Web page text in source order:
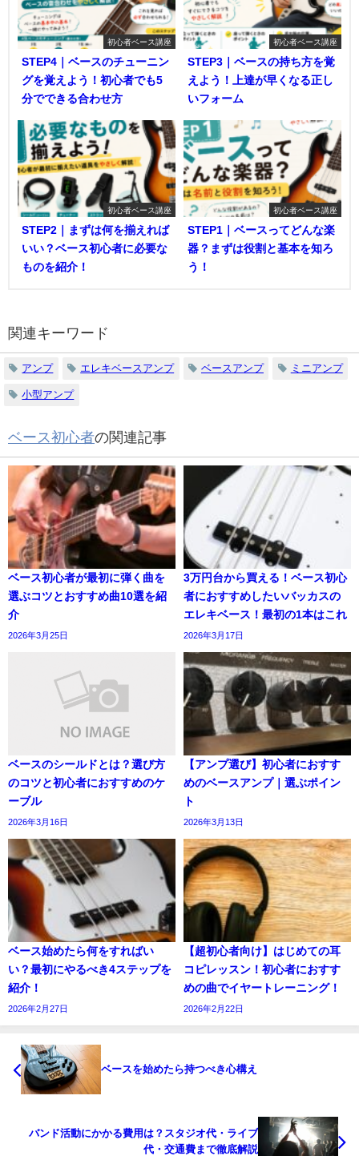
初心者ベース講座
STEP4｜ベースのチューニン
グを覚えよう！初心者でも5
分でできる合わせ方
初心者ベース講座
STEP3｜ベースの持ち方を覚
えよう！上達が早くなる正し
いフォーム
初心者ベース講座
STEP2｜まずは何を揃えれば
いい？ベース初心者に必要な
ものを紹介！
初心者ベース講座
STEP1｜ベースってどんな楽
器？まずは役割と基本を知ろ
う！
関連キーワード
アンプ エレキベースアンプ ベースアンプ ミニアンプ
小型アンプ
ベース初心者の関連記事
ベース初心者が最初に弾く曲を
選ぶコツとおすすめ曲10選を紹
介
2026年3月25日
3万円台から買える！ベース初心
者におすすめしたいバッカスの
エレキベース！最初の1本はこれ
2026年3月17日
ベースのシールドとは？選び方
のコツと初心者におすすめのケ
ーブル
2026年3月16日
【アンプ選び】初心者におすす
めのベースアンプ｜選ぶポイン
ト
2026年3月13日
ベース始めたら何をすればい
い？最初にやるべき4ステップを
紹介！
2026年2月27日
【超初心者向け】はじめての耳
コピレッスン！初心者におすす
めの曲でイヤートレーニング！
2026年2月22日
ベースを始めたら持つべき心構え
バンド活動にかかる費用は？スタジオ代・ライブ
代・交通費まで徹底解説